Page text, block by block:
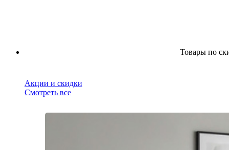
Товары по
Акции и скидки
Смотреть все